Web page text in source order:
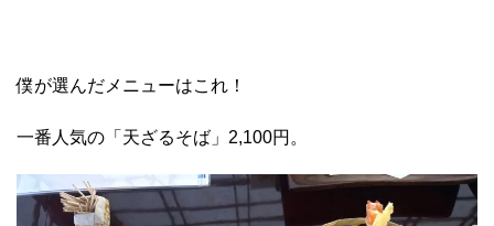
僕が選んだメニューはこれ！
一番人気の「天ざるそば」2,100円。